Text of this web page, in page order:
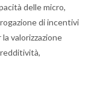
delle micro,
di incentivi
valorizzazione